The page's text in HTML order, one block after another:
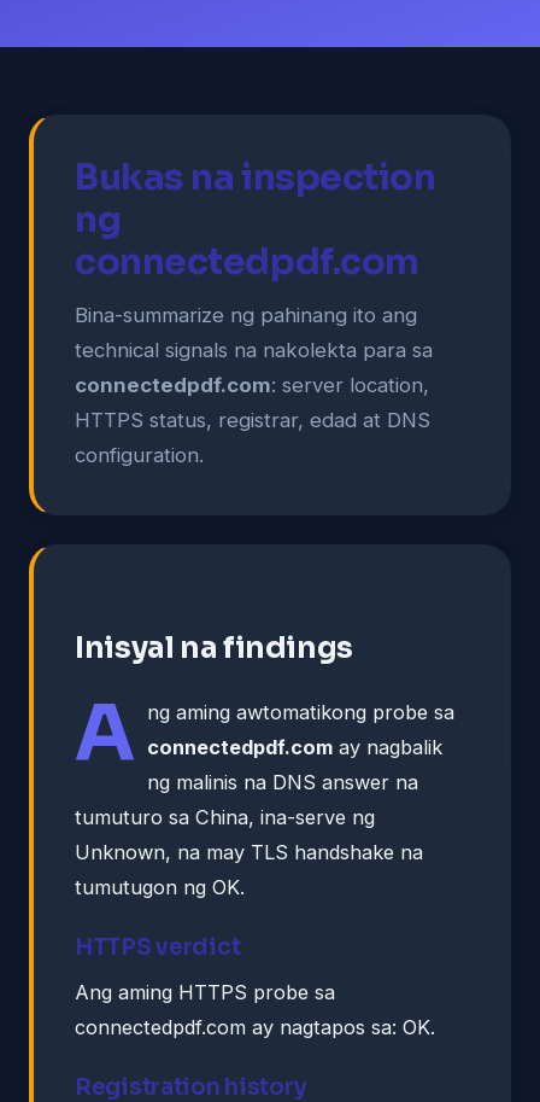
Bukas na inspection
ng
connectedpdf.com
Bina-summarize ng pahinang ito ang
technical signals na nakolekta para sa
connectedpdf.com: server location,
HTTPS status, registrar, edad at DNS
configuration.
Inisyal na findings
A ng aming awtomatikong probe sa
connectedpdf.com ay nagbalik
ng malinis na DNS answer na
tumuturo sa China, ina-serve ng
Unknown, na may TLS handshake na
tumutugon ng OK.
HTTPS verdict
Ang aming HTTPS probe sa
connectedpdf.com ay nagtapos sa: OK.
Registration history